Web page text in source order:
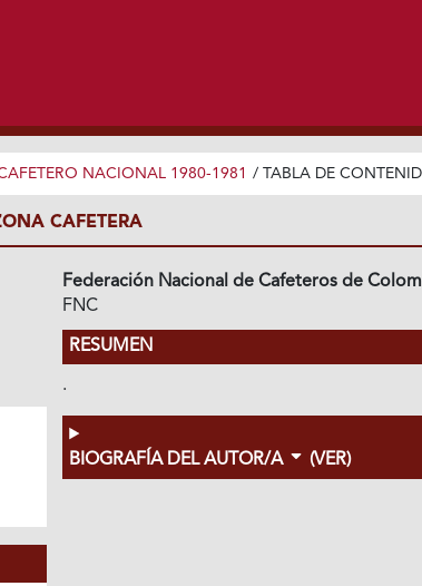
NACIONAL 1980-1981 / TABLA DE
CAFETERA
Federación Nacional de Cafeteros de
FNC
RESUMEN
.
BIOGRAFÍA DEL AUTOR/A (VER)